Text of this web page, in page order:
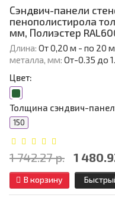
Сэндвич-панели
пенополистирола
мм, Полиэстер
Длина: От 0,20 м - по 20
металла, мм: От-0.35 до
Цвет:
Толщина сэндвич-
150
1 742.27 р. 1
В корзину